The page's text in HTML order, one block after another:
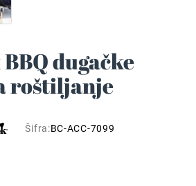
dugačke
roštiljanje
Šifra:BC-ACC-7099